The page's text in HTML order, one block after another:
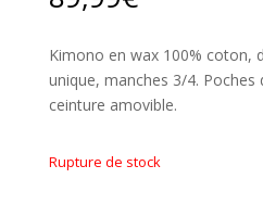
Kimono en wax 100% coton,
unique, manches 3/4.
ceinture amovible.
Rupture de stock